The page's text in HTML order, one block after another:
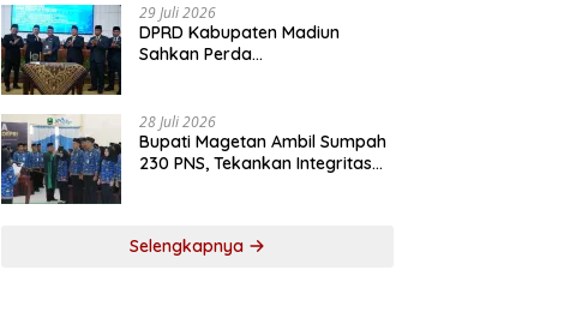
29 Juli 2026
DPRD Kabupaten Madiun
Sahkan Perda
Agenda Prioritas
28 Juli 2026
Bupati Magetan Ambil Sumpah
230 PNS, Tekankan Integritas
Selengkapnya